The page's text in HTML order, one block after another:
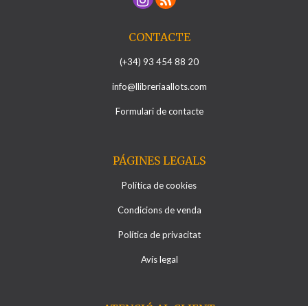
CONTACTE
(+34) 93 454 88 20
info@llibreriaallots.com
Formulari de contacte
PÁGINES LEGALS
Política de cookies
Condicions de venda
Política de privacitat
Avís legal